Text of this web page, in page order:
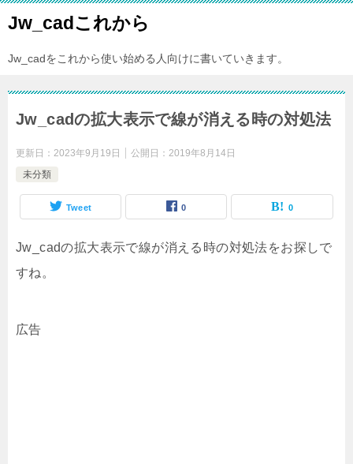
Jw_cadこれから
Jw_cadをこれから使い始める人向けに書いていきます。
Jw_cadの拡大表示で線が消える時の対処法
更新日： 2023年9月19日 公開日： 2019年8月14日
未分類
Tweet 0 0
Jw_cadの拡大表示で線が消える時の対処法をお探しで
すね。
広告